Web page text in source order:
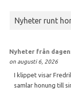
Nyheter runt
Nyheter från
on augusti 6, 2026
I klippet visar
samlar honung till